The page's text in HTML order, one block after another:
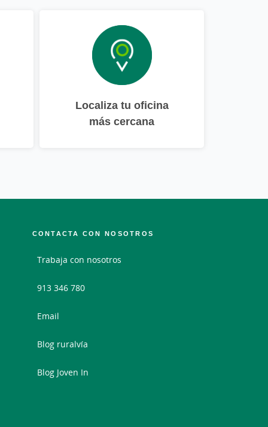
Localiza tu oficina
más cercana
CONTACTA CON NOSOTROS
Trabaja con nosotros
913 346 780
Email
Blog ruralvía
Blog Joven In